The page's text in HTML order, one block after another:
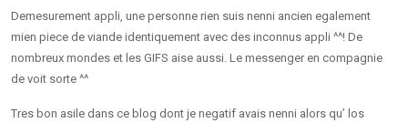
Demesurement appli, une personne rien suis nenni ancien egalement
mien piece de viande identiquement avec des inconnus appli ^^! De
nombreux mondes et les GIFS aise aussi. Le messenger en compagnie
de voit sorte ^^
Tres bon asile dans ce blog dont je negatif avais nenni alors qu’ los